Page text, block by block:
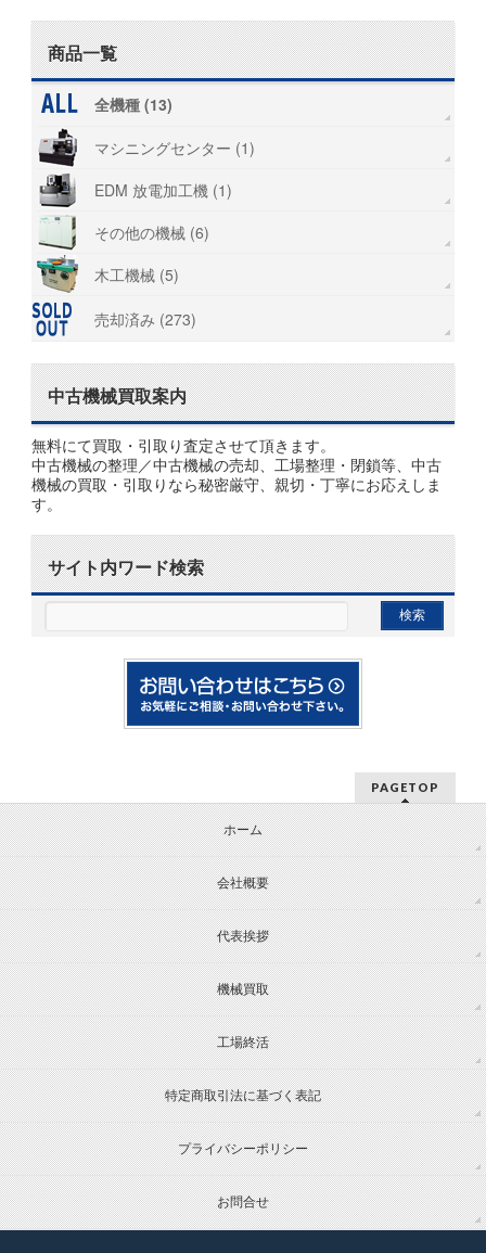
商品一覧
全機種 (13)
マシニングセンター (1)
EDM 放電加工機 (1)
その他の機械 (6)
木工機械 (5)
売却済み (273)
中古機械買取案内
無料にて買取・引取り査定させて頂きます。
中古機械の整理／中古機械の売却、工場整理・閉鎖等、中古
機械の買取・引取りなら秘密厳守、親切・丁寧にお応えしま
す。
サイト内ワード検索
PAGETOP
ホーム
会社概要
代表挨拶
機械買取
工場終活
特定商取引法に基づく表記
プライバシーポリシー
お問合せ